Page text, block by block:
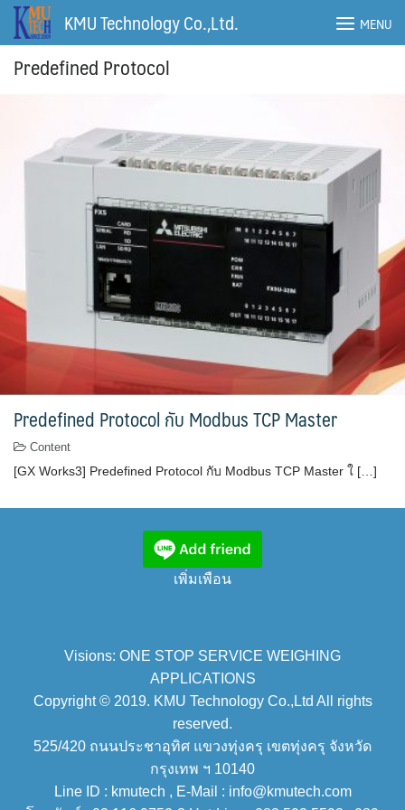
Skip
KMU Technology Co.,Ltd. MENU
Predefined Protocol
Predefined Protocol กับ Modbus TCP Master
Content
[GX Works3] Predefined Protocol กับ Modbus TCP Master ใ […]
เพิ่มเพือน
Visions: ONE STOP SERVICE WEIGHING
APPLICATIONS
Copyright © 2019. KMU Technology Co.,Ltd All rights
reserved.
525/420 ถนนประชาอุทิศ แขวงทุ่งครุ เขตทุ่งครุ จังหวัด
กรุงเทพ ฯ 10140
Line ID : kmutech , E-Mail : info@kmutech.com